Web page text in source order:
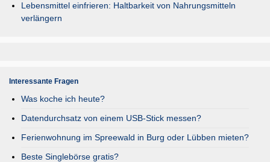
Lebensmittel einfrieren: Haltbarkeit von Nahrungsmitteln
verlängern
Interessante Fragen
Was koche ich heute?
Datendurchsatz von einem USB-Stick messen?
Ferienwohnung im Spreewald in Burg oder Lübben mieten?
Beste Singlebörse gratis?